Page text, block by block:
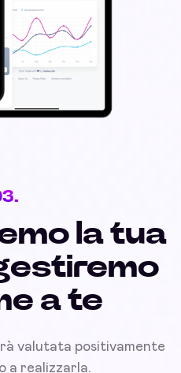
la tua
a te
valutata positivamente
a realizzarla.